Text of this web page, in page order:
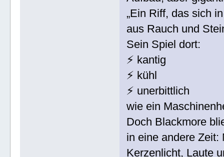
„Ein Riff, das sich
aus Rauch und
Sein Spiel dort:
⚡ kantig
⚡ kühl
⚡ unerbittlich
wie ein
Doch Blackmore
in eine andere
Kerzenlicht, Laute